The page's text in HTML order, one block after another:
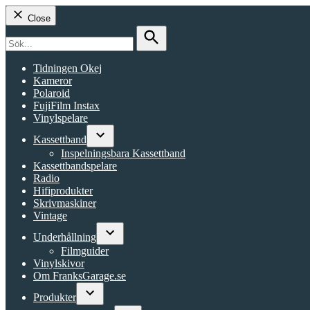
Close
for:
Search
Tidningen Okej
Kameror
Polaroid
FujiFilm Instax
Vinylspelare
Kassettband
Open
dropdown
menu
Inspelningsbara Kassettband
Kassettbandspelare
Radio
Hifiprodukter
Skrivmaskiner
Vintage
Underhållning
Open
Filmguider
Vinylskivor
Om FranksGarage.se
Produkter
Open